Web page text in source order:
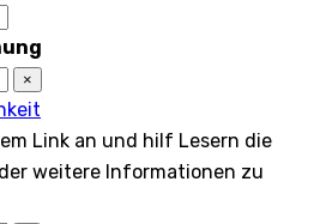
×
Link an und hilf Lesern die
weitere Informationen zu